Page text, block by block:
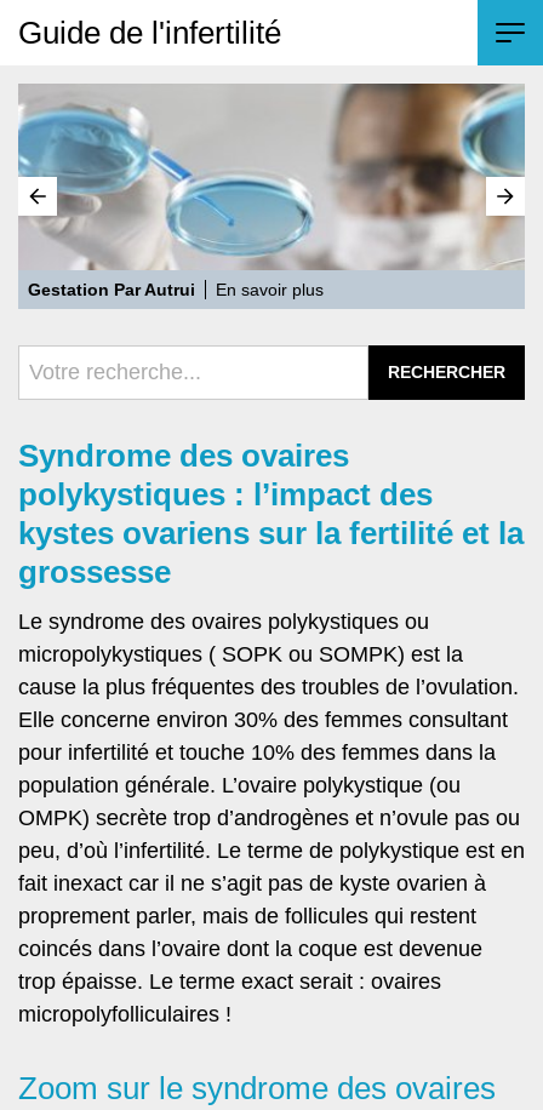
Guide de l'infertilité
L’Infertilité inexpliquée
Syndrome des ovaires
polykystiques : l’impact des
kystes ovariens sur la fertilité et la
grossesse
Le syndrome des ovaires polykystiques ou
micropolykystiques ( SOPK ou SOMPK) est la
cause la plus fréquentes des troubles de l’ovulation.
Elle concerne environ 30% des femmes consultant
pour infertilité et touche 10% des femmes dans la
population générale. L’ovaire polykystique (ou
OMPK) secrète trop d’androgènes et n’ovule pas ou
peu, d’où l’infertilité. Le terme de polykystique est en
fait inexact car il ne s’agit pas de kyste ovarien à
proprement parler, mais de follicules qui restent
coincés dans l’ovaire dont la coque est devenue
trop épaisse. Le terme exact serait : ovaires
micropolyfolliculaires !
Zoom sur le syndrome des ovaires